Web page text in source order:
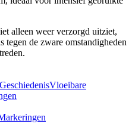
alleen weer verzorgd uitziet,
tegen de zware omstandigheden
GeschiedenisVloeibare